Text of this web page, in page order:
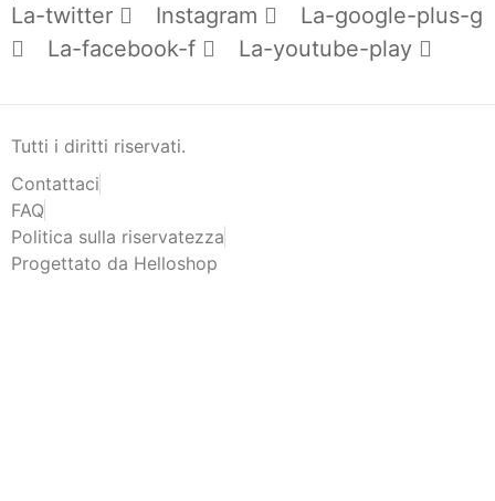
La-twitter Instagram
La-google-plus-g
La-facebook-f
La-youtube-play
Tutti i diritti riservati.
Contattaci
FAQ
Politica sulla riservatezza
Progettato da Helloshop